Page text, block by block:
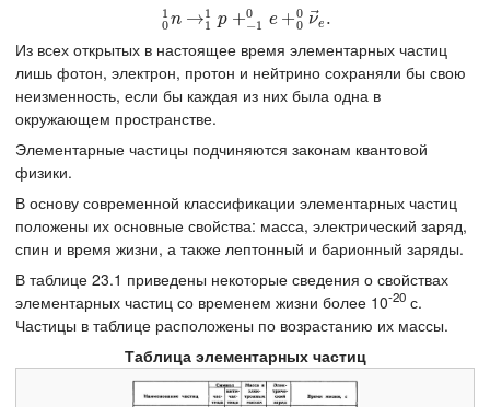
1
0n →1
1 p +0
−1 e +0
0 ν⃗
e .
01n→1 1p +−1 0 e+00ν →e
Из всех открытых в настоящее время элементарных частиц
лишь фотон, электрон, протон и нейтрино сохраняли бы свою
неизменность, если бы каждая из них была одна в
окружающем пространстве.
Элементарные частицы подчиняются законам квантовой
физики.
В основу современной классификации элементарных частиц
положены их основные свойства: масса, электрический заряд,
спин и время жизни, а также лептонный и барионный заряды.
В таблице 23.1 приведены некоторые сведения о свойствах
элементарных частиц со временем жизни более 10-20 с.
Частицы в таблице расположены по возрастанию их массы.
Таблица элементарных частиц